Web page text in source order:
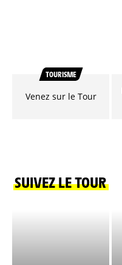
TOURISME
Venez sur le Tour
SUIVEZ LE TOUR